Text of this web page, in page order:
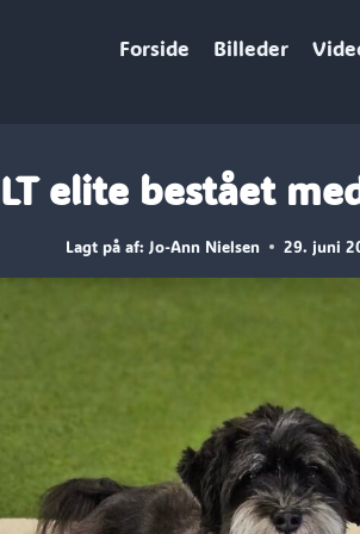
Forside Billeder
elite bestået
Lagt på af: Jo-Ann Nielsen 29. juni